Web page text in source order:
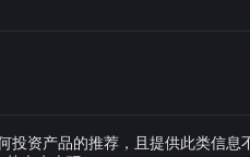
资产品的推荐，且提供此类信息